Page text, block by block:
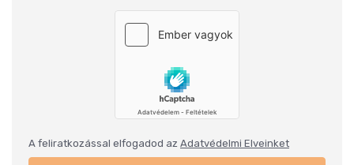
A feliratkozással elfogadod az Adatvédelmi Elveinket